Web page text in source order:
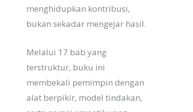
menghidupkan kontribusi,
bukan sekadar mengejar hasil.
Melalui 17 bab yang
terstruktur, buku ini
membekali pemimpin dengan
alat berpikir, model tindakan,